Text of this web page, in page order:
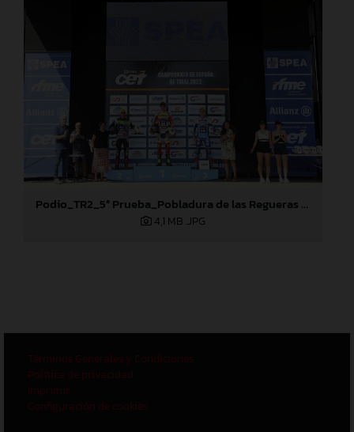
Podio_TR2_5ª Prueba_Pobladura de las Regueras (León)
4,1 MB .JPG
Términos Generales y Condiciones
Política de privacidad
Imprimir
Configuración de cookies